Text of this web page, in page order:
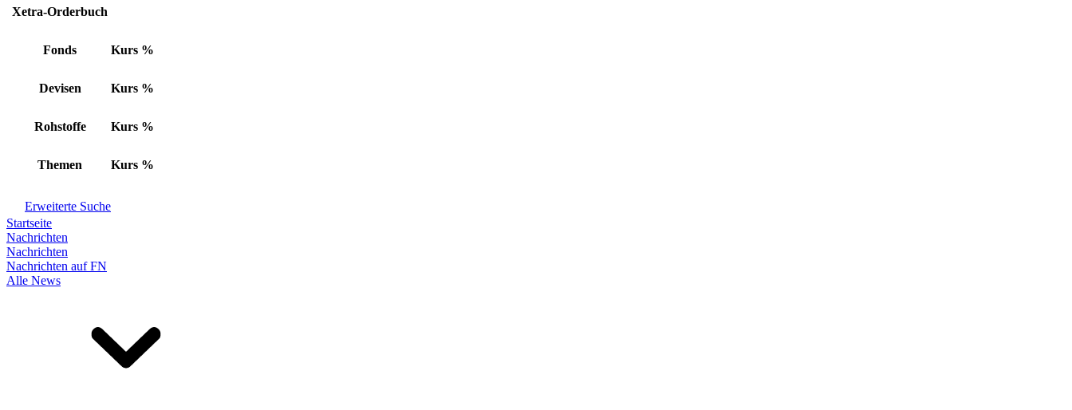
Xetra-Orderbuch
Fonds Kurs %
Devisen Kurs %
Rohstoffe Kurs %
Themen Kurs %
Erweiterte Suche
Startseite
Nachrichten
Nachrichten
Nachrichten auf FN
Alle News